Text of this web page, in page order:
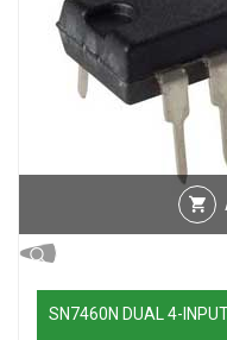
SN7460N DUAL 4-